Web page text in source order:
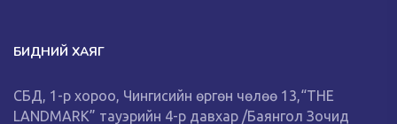
БИДНИЙ ХАЯГ
СБД, 1-р хороо, Чингисийн өргөн чөлөө 13,“THE
LANDMARK” тауэрийн 4-р давхар /Баянгол Зочид